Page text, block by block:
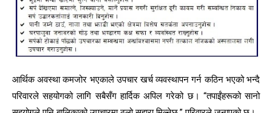
आर्थिक अवस्था कमजोर भएकाले उपचार खर्च व्यवस्थापन गर्न कठिन भएको भन्दै
परिवारले सहयोगको लागि सबैसँग हार्दिक अपिल गरेको छ। “तपाईंहरूको सानो